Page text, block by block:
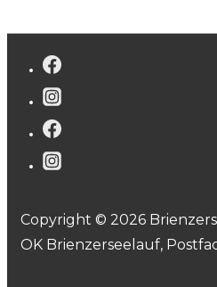
Copyright © 2026
OK Brienzerseelauf,